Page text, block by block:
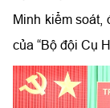
Minh kiểm soát,
của “Bộ đội Cụ